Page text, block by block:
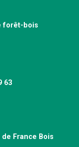
forêt-bois
63
France Bois